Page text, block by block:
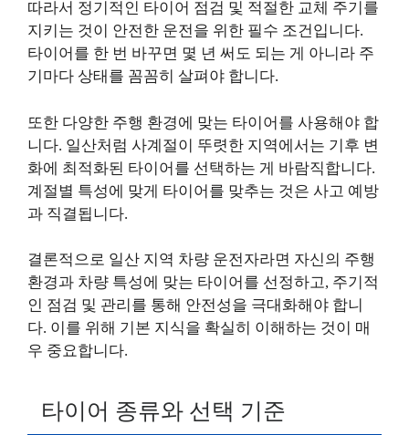
따라서 정기적인 타이어 점검 및 적절한 교체 주기를
지키는 것이 안전한 운전을 위한 필수 조건입니다.
타이어를 한 번 바꾸면 몇 년 써도 되는 게 아니라 주
기마다 상태를 꼼꼼히 살펴야 합니다.
또한 다양한 주행 환경에 맞는 타이어를 사용해야 합
니다. 일산처럼 사계절이 뚜렷한 지역에서는 기후 변
화에 최적화된 타이어를 선택하는 게 바람직합니다.
계절별 특성에 맞게 타이어를 맞추는 것은 사고 예방
과 직결됩니다.
결론적으로 일산 지역 차량 운전자라면 자신의 주행
환경과 차량 특성에 맞는 타이어를 선정하고, 주기적
인 점검 및 관리를 통해 안전성을 극대화해야 합니
다. 이를 위해 기본 지식을 확실히 이해하는 것이 매
우 중요합니다.
타이어 종류와 선택 기준